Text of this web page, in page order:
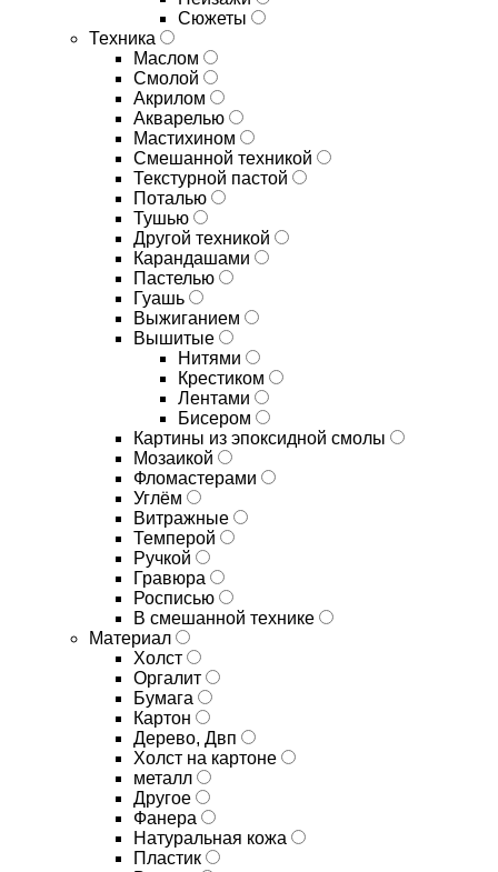
Сюжеты
Техника
Маслом
Смолой
Акрилом
Акварелью
Мастихином
Смешанной техникой
Текстурной пастой
Поталью
Тушью
Другой техникой
Карандашами
Пастелью
Гуашь
Выжиганием
Вышитые
Нитями
Крестиком
Лентами
Бисером
Картины из эпоксидной смолы
Мозаикой
Фломастерами
Углём
Витражные
Темперой
Ручкой
Гравюра
Росписью
В смешанной технике
Материал
Холст
Оргалит
Бумага
Картон
Дерево, Двп
Холст на картоне
металл
Другое
Фанера
Натуральная кожа
Пластик